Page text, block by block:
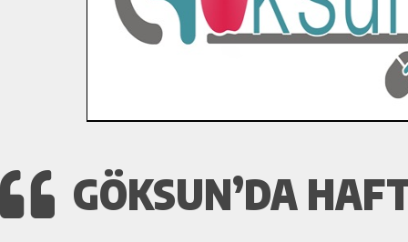
GÖKSUN’DA